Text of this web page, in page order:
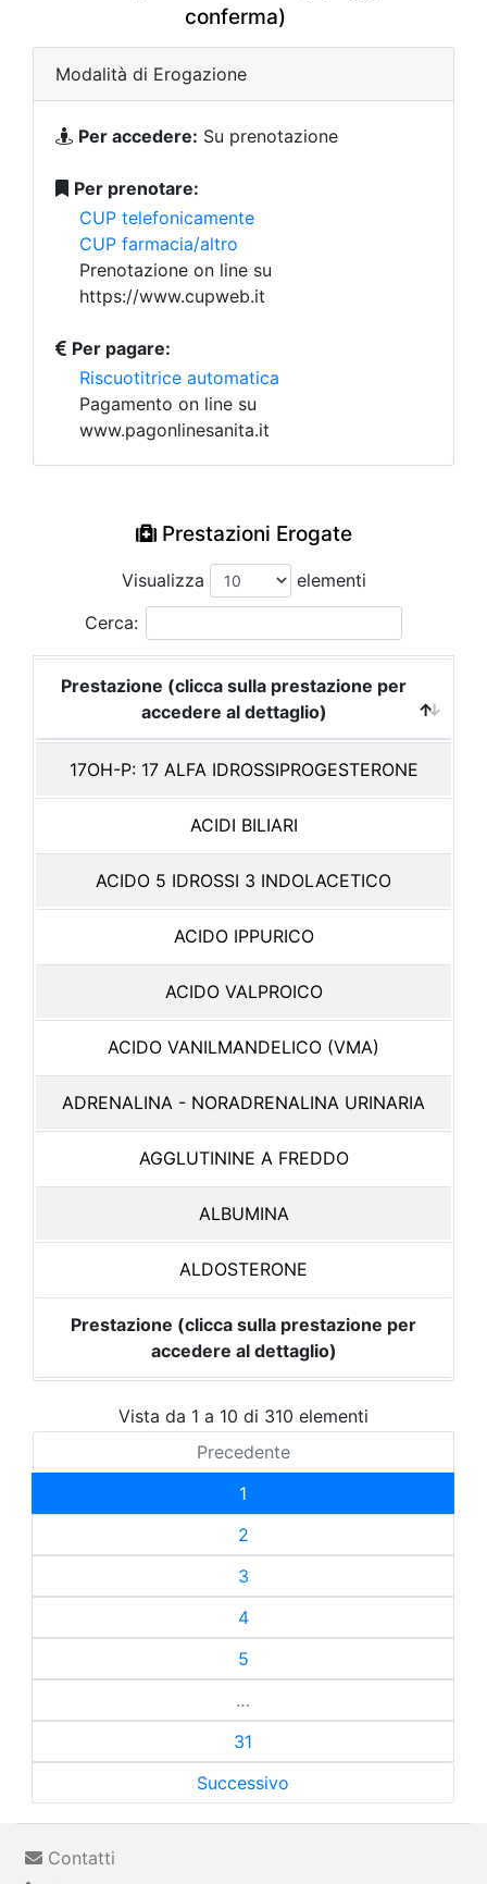
conferma)
Modalità di Erogazione
Per accedere: Su prenotazione
Per prenotare:
CUP telefonicamente
CUP farmacia/altro
Prenotazione on line su
https://www.cupweb.it
Per pagare:
Riscuotitrice automatica
Pagamento on line su
www.pagonlinesanita.it
Prestazioni Erogate
Visualizza
elementi
Cerca:
Prestazione (clicca sulla prestazione per
accedere al dettaglio)
17OH-P: 17 ALFA IDROSSIPROGESTERONE
ACIDI BILIARI
ACIDO 5 IDROSSI 3 INDOLACETICO
ACIDO IPPURICO
ACIDO VALPROICO
ACIDO VANILMANDELICO (VMA)
ADRENALINA - NORADRENALINA URINARIA
AGGLUTININE A FREDDO
ALBUMINA
ALDOSTERONE
Prestazione (clicca sulla prestazione per
accedere al dettaglio)
Vista da 1 a 10 di 310 elementi
Precedente
1
2
3
4
5
…
31
Successivo
Contatti